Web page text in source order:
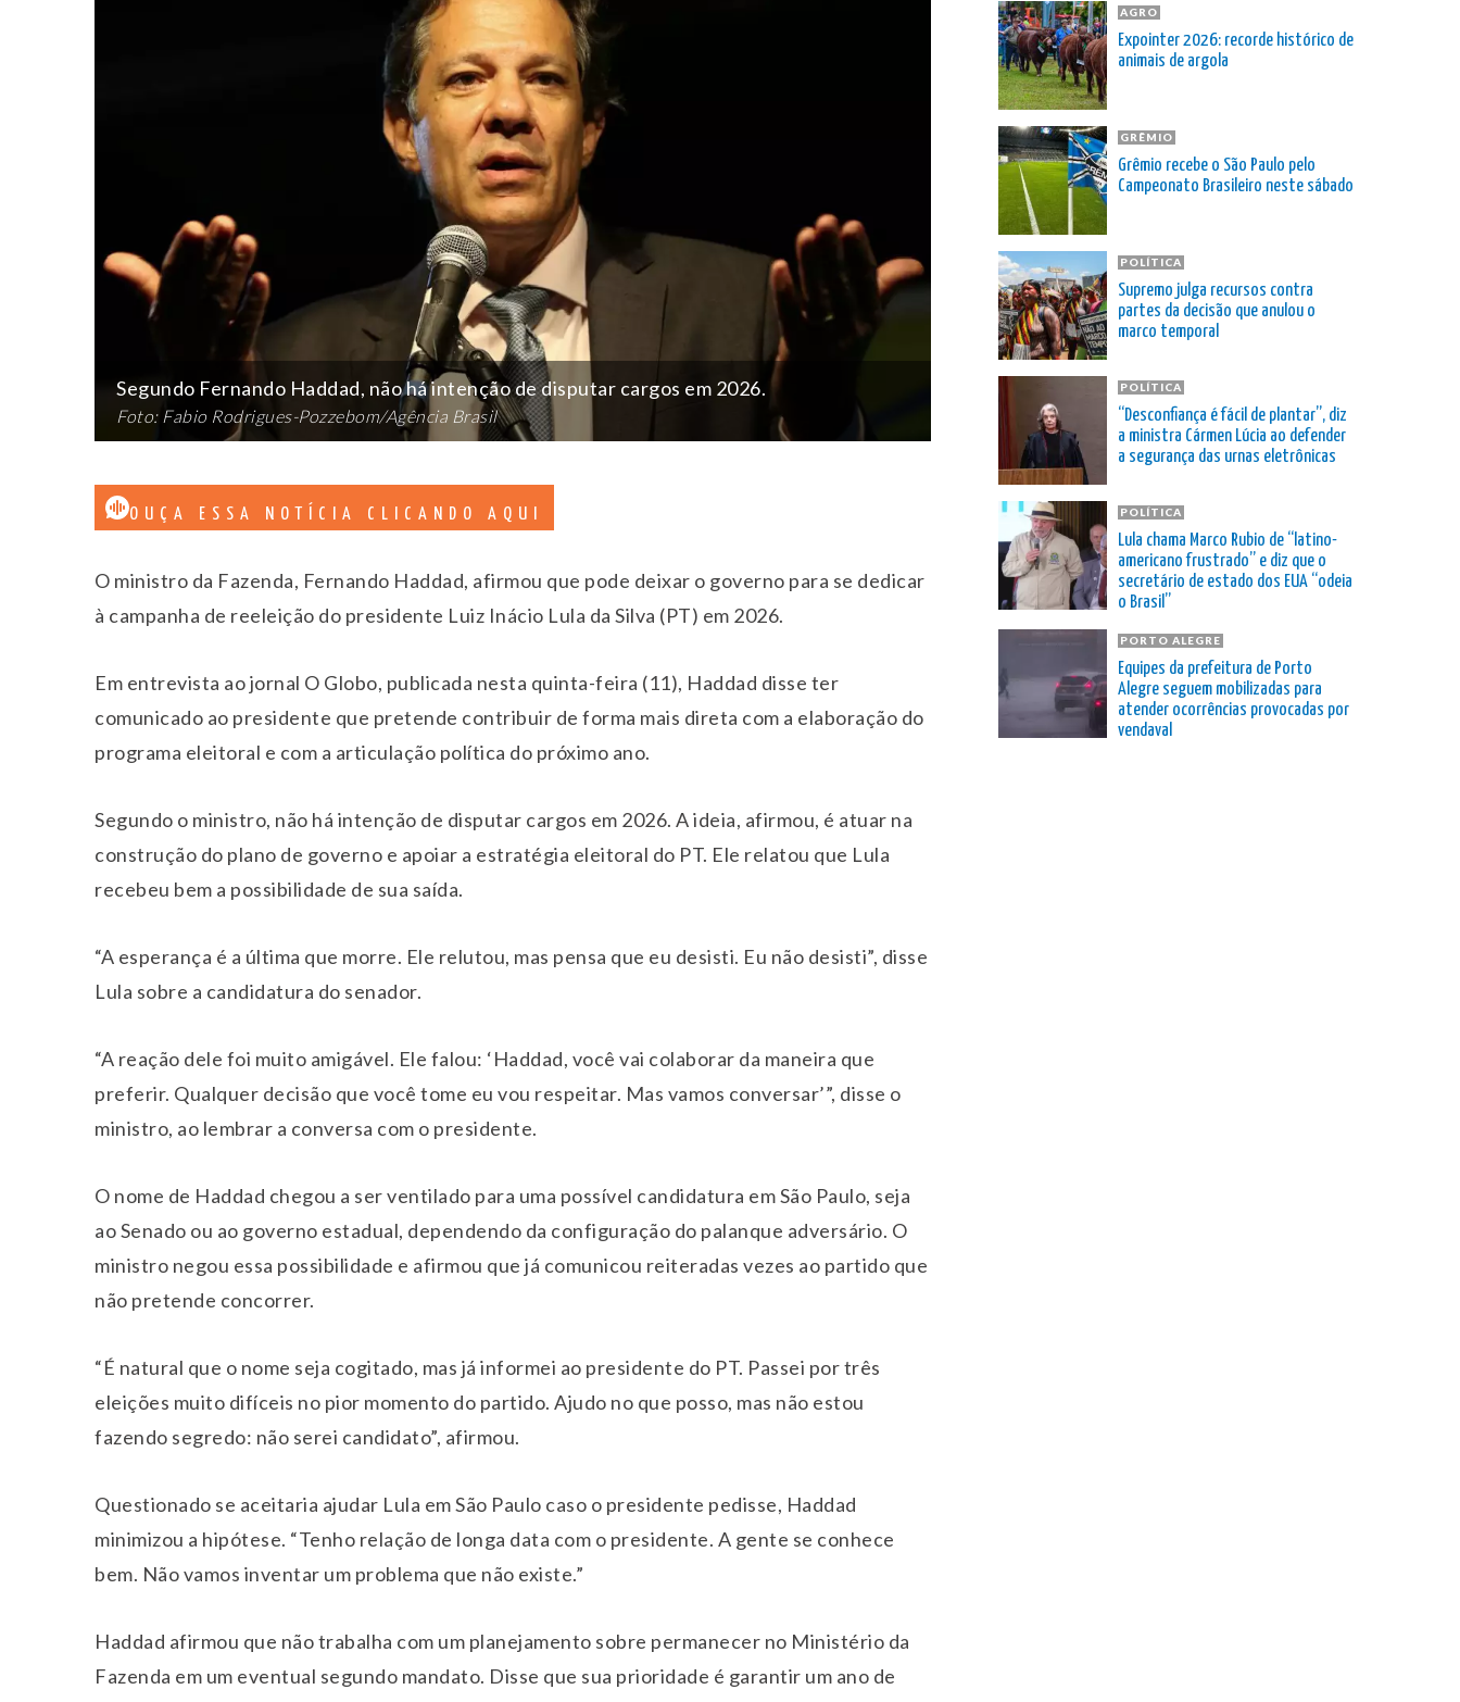
Segundo Fernando Haddad, não há intenção de disputar cargos em 2026.
Foto: Fabio Rodrigues-Pozzebom/Agência Brasil
OUÇA ESSA NOTÍCIA CLICANDO AQUI
O ministro da Fazenda, Fernando Haddad, afirmou que pode deixar o governo para se dedicar
à campanha de reeleição do presidente Luiz Inácio Lula da Silva (PT) em 2026.
Em entrevista ao jornal O Globo, publicada nesta quinta-feira (11), Haddad disse ter
comunicado ao presidente que pretende contribuir de forma mais direta com a elaboração do
programa eleitoral e com a articulação política do próximo ano.
Segundo o ministro, não há intenção de disputar cargos em 2026. A ideia, afirmou, é atuar na
construção do plano de governo e apoiar a estratégia eleitoral do PT. Ele relatou que Lula
recebeu bem a possibilidade de sua saída.
“A esperança é a última que morre. Ele relutou, mas pensa que eu desisti. Eu não desisti”, disse
Lula sobre a candidatura do senador.
“A reação dele foi muito amigável. Ele falou: ‘Haddad, você vai colaborar da maneira que
preferir. Qualquer decisão que você tome eu vou respeitar. Mas vamos conversar’”, disse o
ministro, ao lembrar a conversa com o presidente.
O nome de Haddad chegou a ser ventilado para uma possível candidatura em São Paulo, seja
ao Senado ou ao governo estadual, dependendo da configuração do palanque adversário. O
ministro negou essa possibilidade e afirmou que já comunicou reiteradas vezes ao partido que
não pretende concorrer.
“É natural que o nome seja cogitado, mas já informei ao presidente do PT. Passei por três
eleições muito difíceis no pior momento do partido. Ajudo no que posso, mas não estou
fazendo segredo: não serei candidato”, afirmou.
Questionado se aceitaria ajudar Lula em São Paulo caso o presidente pedisse, Haddad
minimizou a hipótese. “Tenho relação de longa data com o presidente. A gente se conhece
bem. Não vamos inventar um problema que não existe.”
Haddad afirmou que não trabalha com um planejamento sobre permanecer no Ministério da
Fazenda em um eventual segundo mandato. Disse que sua prioridade é garantir um ano de
AGRO
Expointer 2026: recorde histórico de
animais de argola
GRÊMIO
Grêmio recebe o São Paulo pelo
Campeonato Brasileiro neste sábado
POLÍTICA
Supremo julga recursos contra
partes da decisão que anulou o
marco temporal
POLÍTICA
“Desconfiança é fácil de plantar”, diz
a ministra Cármen Lúcia ao defender
a segurança das urnas eletrônicas
POLÍTICA
Lula chama Marco Rubio de “latino-
americano frustrado” e diz que o
secretário de estado dos EUA “odeia
o Brasil”
PORTO ALEGRE
Equipes da prefeitura de Porto
Alegre seguem mobilizadas para
atender ocorrências provocadas por
vendaval